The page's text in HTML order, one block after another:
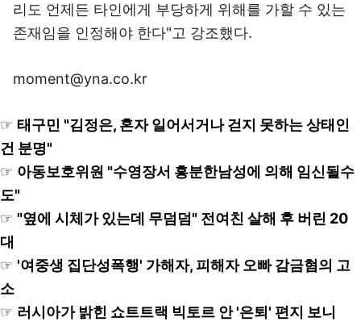
리도 언제든 타인에게 부당하게 위해를 가할 수 있는
존재임을 인정해야 한다"고 강조했다.
moment@yna.co.kr
☞ 태구민 "김정은, 혼자 일어서거나 걷지 못하는 상태인
건 분명"
☞ 아동보호위원 "수영장서 흥분한남성에 의해 임신될수
도"
☞ "옆에 시체가 있는데 무덤덤" 전여친 살해 후 버린 20
대
☞ '여중생 집단성폭행' 가해자, 피해자 오빠 감금혐의 고
소
☞ 러시아가 밝힌 쇼트트랙 빅토르 안 '은퇴' 편지 보니